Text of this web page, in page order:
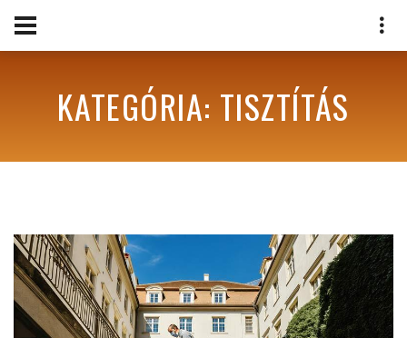
KATEGÓRIA: TISZTÍTÁS